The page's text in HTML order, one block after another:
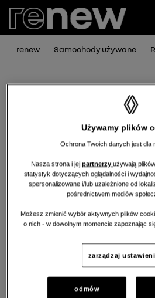
renew Samochody używane
Niestety, wybrany
obecnie żadnych ofert
Wróć na stronę główną.
wróć na stronę
Używamy plików
Ochrona Twoich danych jest dla
Nasza strona i jej partnerzy używają
statystyk dotyczących oglądalności i
spersonalizowane i/lub uzależnione od
pośrednictwem mediów
Możesz zmienić wybór aktywnych plików
o nich - w dowolnym momencie zapoznając
zarządzaj
odmów